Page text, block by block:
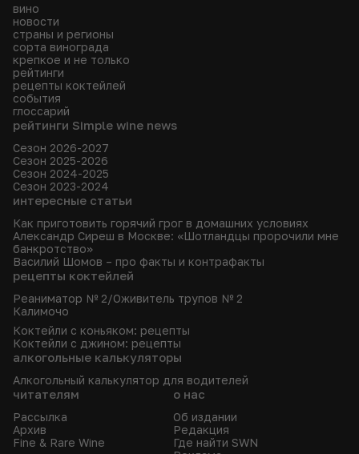
вино
новости
страны и регионы
сорта винограда
крепкое и не только
рейтинги
рецепты коктейлей
события
глоссарий
рейтинги Simple wine news
Сезон 2026-2027
Сезон 2025-2026
Сезон 2024-2025
Сезон 2023-2024
интересные статьи
Как приготовить горячий грог в домашних условиях
Александр Сиреш в Москве: «Шотландцы пророчили мне
банкротство»
Василий Шомов – про факты и контрафакты
рецепты коктейлей
Реаниматор № 2/Оживитель трупов № 2
Калимочо
Коктейли с коньяком: рецепты
Коктейли с джином: рецепты
алкогольные калькуляторы
Алкогольный калькулятор для водителей
читателям
Рассылка
Архив
Fine & Rare Wine
о нас
Об издании
Редакция
Где найти SWN